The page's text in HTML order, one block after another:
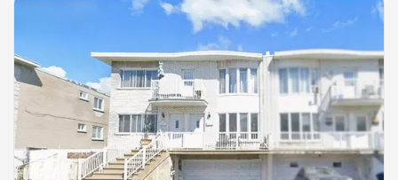
cafés, boutiques, cinéma et divertissements. Accès